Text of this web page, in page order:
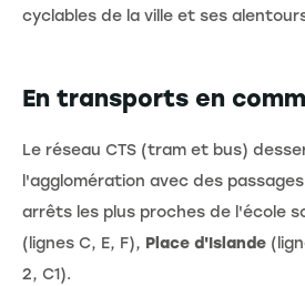
cyclables de la ville et ses
En transports en
Le réseau CTS (tram et bus)
l'agglomération avec des
arrêts les plus proches de l'école
(lignes C, E, F), Place d'Islande
2, C1).